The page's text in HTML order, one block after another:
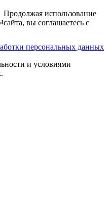
персональных данных
Продолжая использование
сайта, вы соглашаетесь с
и условиями